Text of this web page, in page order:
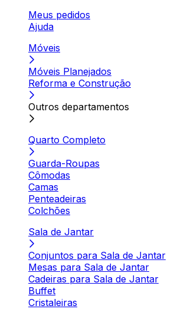
Meus pedidos
Ajuda
Móveis
Móveis Planejados
Reforma e Construção
Outros departamentos
Quarto Completo
Guarda-Roupas
Cômodas
Camas
Penteadeiras
Colchões
Sala de Jantar
Conjuntos para Sala de Jantar
Mesas para Sala de Jantar
Cadeiras para Sala de Jantar
Buffet
Cristaleiras